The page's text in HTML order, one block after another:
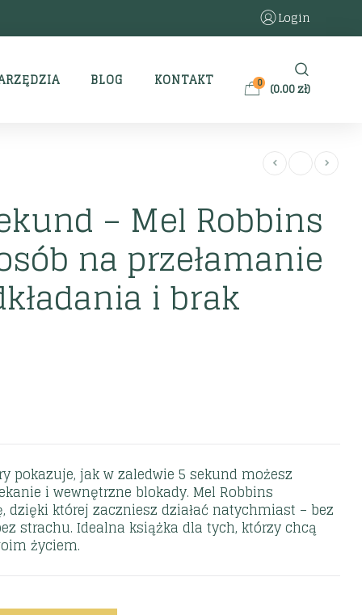
Login
BLOG KONTAKT 0 (0.00zł)
– Mel Robbins
na przełamanie
i brak
pokazuje, jak w zaledwie 5 sekund możesz
i wewnętrzne blokady. Mel Robbins
dzięki której zaczniesz działać natychmiast – bez
strachu. Idealna książka dla tych, którzy chcą
życiem.